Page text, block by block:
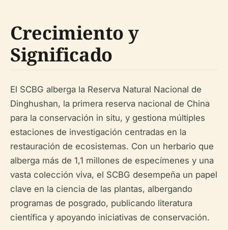
Crecimiento y
Significado
El SCBG alberga la Reserva Natural Nacional de
Dinghushan, la primera reserva nacional de China
para la conservación in situ, y gestiona múltiples
estaciones de investigación centradas en la
restauración de ecosistemas. Con un herbario que
alberga más de 1,1 millones de especímenes y una
vasta colección viva, el SCBG desempeña un papel
clave en la ciencia de las plantas, albergando
programas de posgrado, publicando literatura
científica y apoyando iniciativas de conservación.